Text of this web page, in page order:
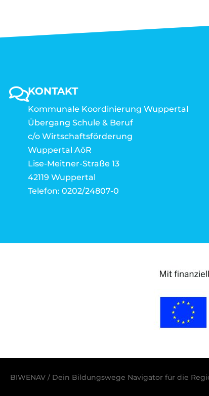
KONTAKT
Kommunale Koordinierung Wuppertal
Übergang Schule & Beruf
c/o Wirtschaftsförderung
Wuppertal AöR
Lise-Meitner-Straße 13
42119 Wuppertal
Telefon: 0202/24807-0
BIWENAV / Dein Bildungswege Navigator für die